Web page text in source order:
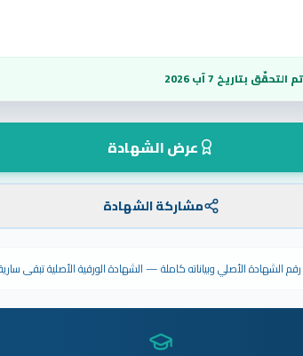
بتاريخ 7 آب 2026
عرض الشهادة
مشاركة الشهادة